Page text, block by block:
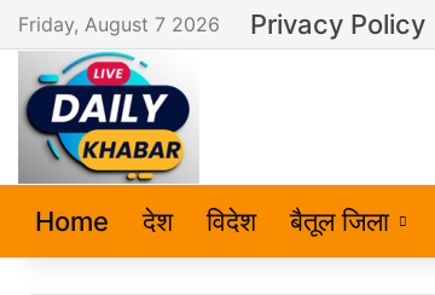
Friday, August 7 2026 Privacy Policy
Home देश विदेश बैतूल जिला